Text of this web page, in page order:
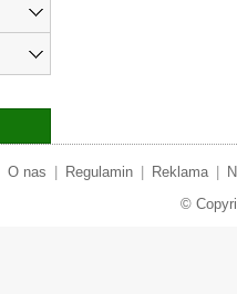
O nas Regulamin Reklama
©